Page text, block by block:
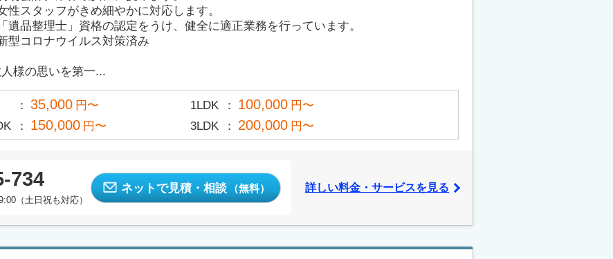
性スタッフがきめ細やかに対応します。
遺品整理士」資格の認定をうけ、健全に適正業務を行っています。
型コロナウイルス対策済み
様の思いを第一...
35,000 円〜 1LDK 100,000 円〜
150,000 円〜 3LDK 200,000 円〜
734
（土日祝も対応）
ネットで見積・相談 （無料） 詳しい料金・サービスを見る